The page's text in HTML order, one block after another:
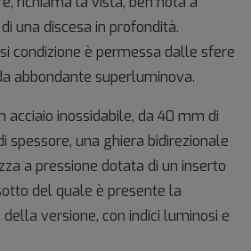
una discesa in profondità.
condizione è permessa dalle sfere
abbondante superluminova.
acciaio inossidabile, da 40 mm di
spessore, una ghiera bidirezionale
a pressione dotata di un inserto
del quale è presente la
versione, con indici luminosi e